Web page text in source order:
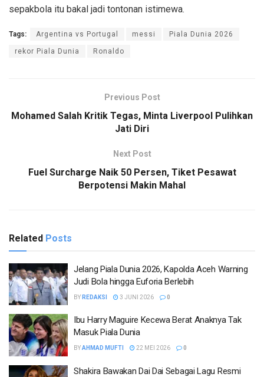
sepakbola itu bakal jadi tontonan istimewa.
Tags: Argentina vs Portugal messi Piala Dunia 2026
rekor Piala Dunia Ronaldo
Previous Post
Mohamed Salah Kritik Tegas, Minta Liverpool Pulihkan
Jati Diri
Next Post
Fuel Surcharge Naik 50 Persen, Tiket Pesawat
Berpotensi Makin Mahal
Related Posts
Jelang Piala Dunia 2026, Kapolda Aceh Warning
Judi Bola hingga Euforia Berlebih
BY REDAKSI 3 JUNI 2026 0
Ibu Harry Maguire Kecewa Berat Anaknya Tak
Masuk Piala Dunia
BYAHMAD MUFTI 22 MEI 2026 0
Shakira Bawakan Dai Dai Sebagai Lagu Resmi